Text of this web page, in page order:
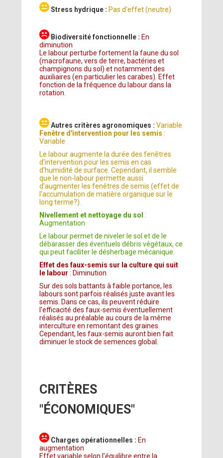
Stress hydrique : Pas d'effet (neutre)
Biodiversité fonctionnelle : En
diminution
Le labour perturbe fortement la faune du sol
(macrofaune, vers de terre, bactéries et
champignons du sol) et notamment des
auxiliaires (en particulier les carabes). Effet
fonction de la fréquence du labour dans la
rotation.
Autres critères agronomiques :Variable
Fenêtre d'intervention pour les semis :
Variable
Le labour augmente la durée des fenêtres
d'intervention pour les semis en cas
d'humidité de surface. Cependant, il semble
que le non-labour permette aussi
d'augmenter les fenêtres de semis (effet de
l'accumulation de matière organique sur le
long terme?).
Nivellement et nettoyage du sol :
Augmentation
Le labour permet de niveler le sol et de le
débarasser des éventuels débris végétaux, ce
qui peut faciliter le désherbage mécanique.
Effet des faux-semis sur la culture qui suit
le labour : Diminution
Sur des sols battants à faible portance, les
labours sont parfois réalisés juste avant les
semis. Dans ce cas, ils peuvent réduire
l'efficacité des faux-semis éventuellement
réalisés au préalable au cours de la même
interculture en remontant des graines.
Cependant, les faux-semis auront bien fait
diminuer le stock de semences global.
CRITÈRES
"ÉCONOMIQUES"
Charges opérationnelles : En
augmentation
Effet variable selon l'équilibre entre la